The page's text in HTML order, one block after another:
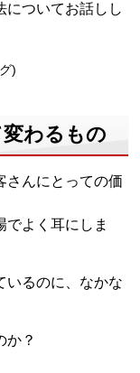
についてお話しし
)
わるもの
さんにとっての価
でよく耳にしま
いるのに、なかな
か？